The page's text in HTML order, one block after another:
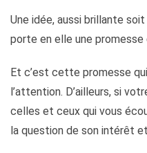
Une idée, aussi brillante
porte en elle une promesse
Et c’est cette promesse
l’attention. D’ailleurs, si
celles et ceux qui vous
la question de son intérêt